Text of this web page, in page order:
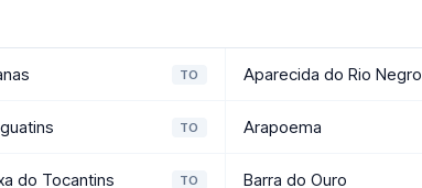
TO Aparecida do Rio Negro
TO Arapoema
do Tocantins TO Barra do Ouro